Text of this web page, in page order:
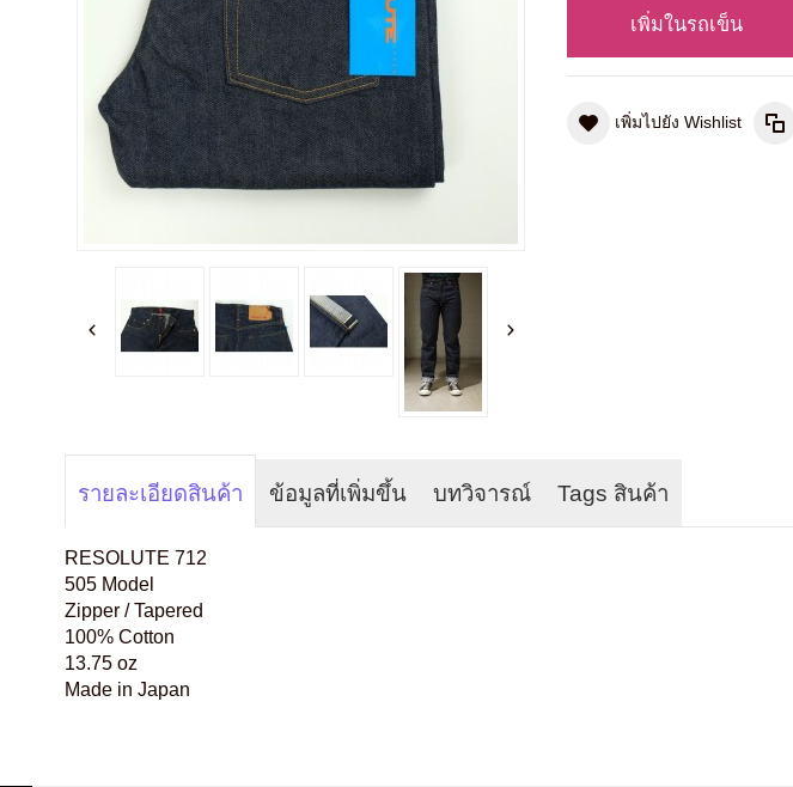
เพิ่มในรถเข็น
เพิ่มไปยัง Wishlist
รายละเอียดสินค้า ข้อมูลที่เพิ่มขึ้น บทวิจารณ์ Tags สินค้า
RESOLUTE 712
505 Model
Zipper / Tapered
100% Cotton
13.75 oz
Made in Japan